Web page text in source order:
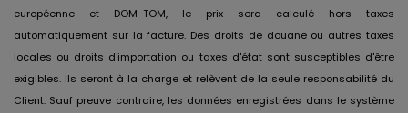
européenne et DOM-TOM, le prix sera calculé hors taxes
automatiquement sur la facture. Des droits de douane ou autres taxes
locales ou droits d'importation ou taxes d'état sont susceptibles d'être
exigibles. Ils seront à la charge et relèvent de la seule responsabilité du
Client. Sauf preuve contraire, les données enregistrées dans le système